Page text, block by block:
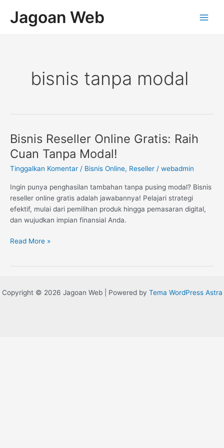
Jagoan Web
bisnis tanpa modal
Bisnis Reseller Online Gratis: Raih
Cuan Tanpa Modal!
Tinggalkan Komentar / Bisnis Online, Reseller / webadmin
Ingin punya penghasilan tambahan tanpa pusing modal? Bisnis
reseller online gratis adalah jawabannya! Pelajari strategi
efektif, mulai dari pemilihan produk hingga pemasaran digital,
dan wujudkan impian finansial Anda.
Bisnis
Reseller
Online
Gratis:
Cuan
Tanpa
Modal!
Read More »
Copyright © 2026 Jagoan Web | Powered by Tema WordPress Astra